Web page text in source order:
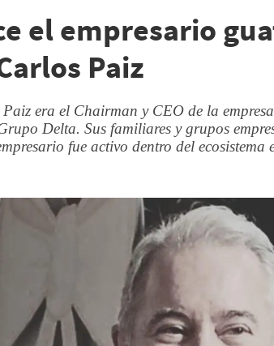
el empresario
Paiz
Paiz era el Chairman y CEO de la
Delta. Sus familiares y grupos
fue activo dentro del ecosistema